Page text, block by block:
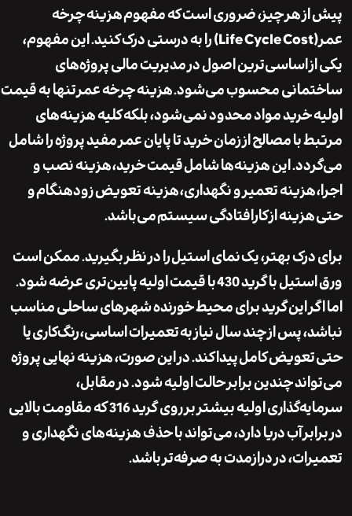
هر چیز، ضروری است که مفهومهزینه چرخه
(Life Cycle Cost) را به درستی درک کنید. این مفهوم،
اساسی‌ترین اصول در مدیریت مالی پروژه‌های
محسوب می‌شود.هزینه چرخه عمرتنها به قیمت
خرید مواد محدود نمی‌شود، بلکه کلیه هزینه‌های
با مصالح از زمان خرید تا پایان عمر مفید پروژه را شامل
این هزینه‌ها شاملقیمت خرید،هزینه نصب و
تعمیر و نگهداری،هزینه تعویض زودهنگامو
هزینه از کارافتادگی سیستممی‌باشد.
بهتر، یکنمای استیلرا در نظر بگیرید. ممکن است
باگرید 430
با قیمت اولیه پایین‌تری عرضه شود.
این گرید برای محیط خورنده شهرهای ساحلی مناسب
پس از چند سال نیاز بهتعمیرات اساسی،رنگ‌کارییا
تعویض کاملپیدا کند. در این صورت، هزینه نهایی پروژه
چندین برابر حالت اولیه شود. در مقابل،
اولیه بیشتر بر رویگرید 316
که مقاومت بالایی
آب دریا دارد، می‌تواند با حذف هزینه‌های نگهداری و
در درازمدت به صرفه‌تر باشد.